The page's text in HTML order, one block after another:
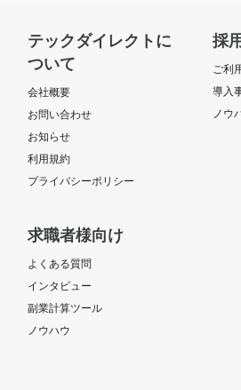
テックダイレクトに
ついて
会社概要
お問い合わせ
お知らせ
利用規約
プライバシーポリシー
採
ご利
導入
ノウ
求職者様向け
よくある質問
インタビュー
副業計算ツール
ノウハウ